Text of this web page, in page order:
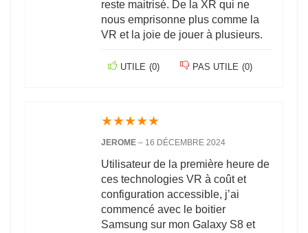
reste maitrisé. De la XR qui ne
nous emprisonne plus comme la
VR et la joie de jouer à plusieurs.
UTILE (0) PAS UTILE (0)
★★★★★
JEROME – 16 DÉCEMBRE 2024
Utilisateur de la première heure de
ces technologies VR à coût et
configuration accessible, j’ai
commencé avec le boitier
Samsung sur mon Galaxy S8 et